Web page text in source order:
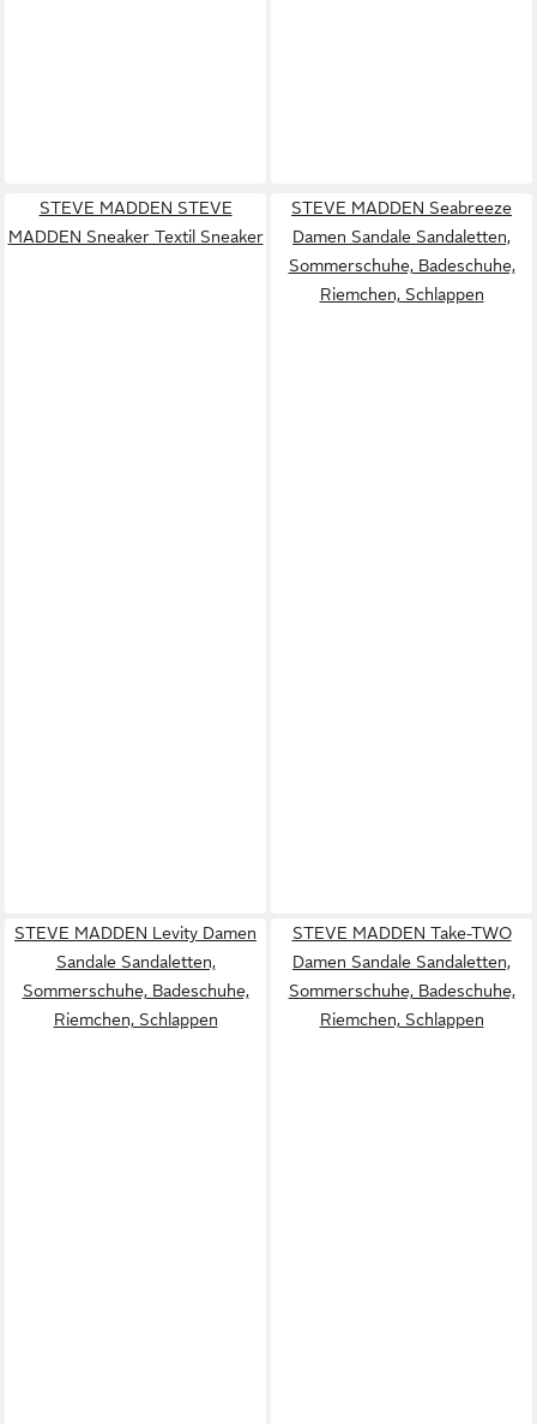
STEVE MADDEN STEVE
MADDEN Sneaker Textil Sneaker
STEVE MADDEN Seabreeze
Damen Sandale Sandaletten,
Sommerschuhe, Badeschuhe,
Riemchen, Schlappen
STEVE MADDEN Levity Damen
Sandale Sandaletten,
Sommerschuhe, Badeschuhe,
Riemchen, Schlappen
STEVE MADDEN Take-TWO
Damen Sandale Sandaletten,
Sommerschuhe, Badeschuhe,
Riemchen, Schlappen